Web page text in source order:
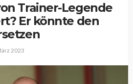
Trainer-Legende
Er könnte den
2023